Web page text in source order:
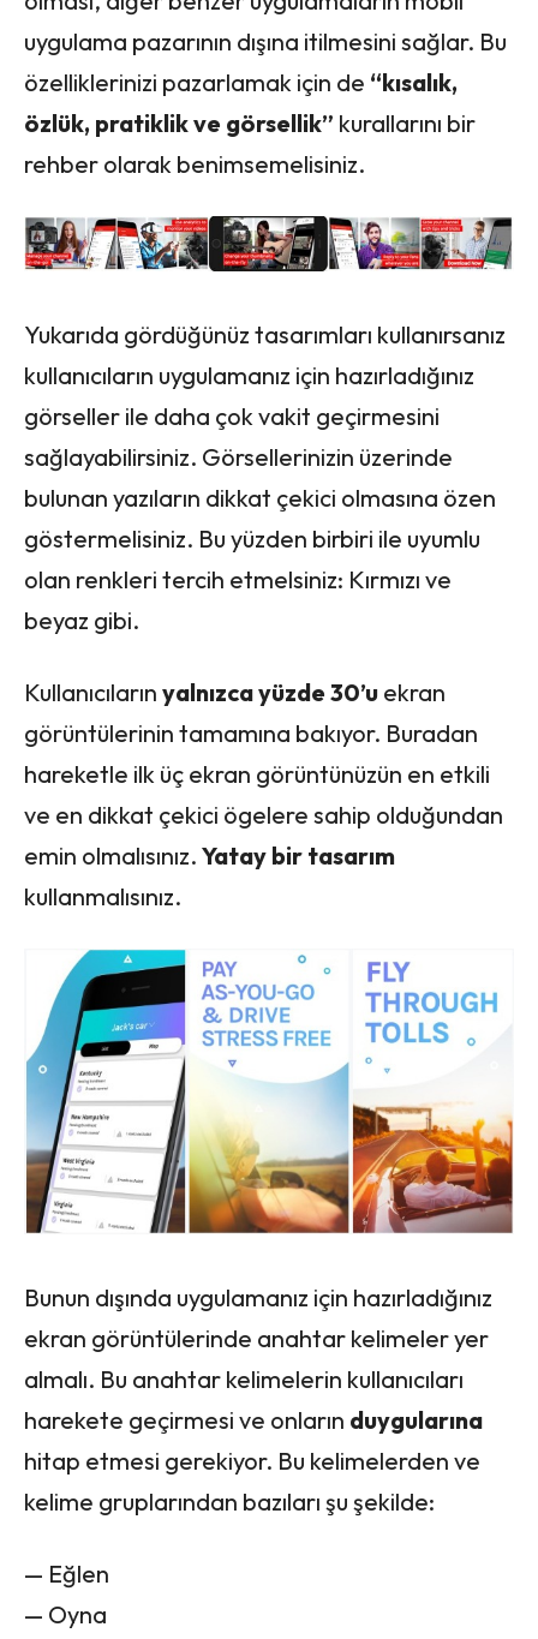
uygulama pazarının dışına itilmesini sağlar. Bu
özelliklerinizi pazarlamak için de “kısalık,
özlük, pratiklik ve görsellik” kurallarını bir
rehber olarak benimsemelisiniz.
Yukarıda gördüğünüz tasarımları kullanırsanız
kullanıcıların uygulamanız için hazırladığınız
görseller ile daha çok vakit geçirmesini
sağlayabilirsiniz. Görsellerinizin üzerinde
bulunan yazıların dikkat çekici olmasına özen
göstermelisiniz. Bu yüzden birbiri ile uyumlu
olan renkleri tercih etmelsiniz: Kırmızı ve
beyaz gibi.
Kullanıcıların yalnızca yüzde 30’u ekran
görüntülerinin tamamına bakıyor. Buradan
hareketle ilk üç ekran görüntünüzün en etkili
ve en dikkat çekici ögelere sahip olduğundan
emin olmalısınız. Yatay bir tasarım
kullanmalısınız.
Bunun dışında uygulamanız için hazırladığınız
ekran görüntülerinde anahtar kelimeler yer
almalı. Bu anahtar kelimelerin kullanıcıları
harekete geçirmesi ve onların duygularına
hitap etmesi gerekiyor. Bu kelimelerden ve
kelime gruplarından bazıları şu şekilde:
— Eğlen
— Oyna